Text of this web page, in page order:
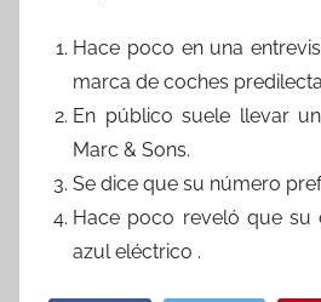
Hace poco en una
marca de coches
En público suele llevar
Marc & Sons.
Se dice que su número
Hace poco reveló que su
azul eléctrico .